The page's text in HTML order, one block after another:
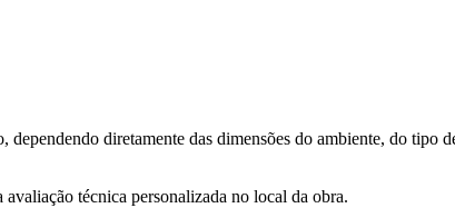
diretamente das dimensões do ambiente, do tipo
técnica personalizada no local da obra.